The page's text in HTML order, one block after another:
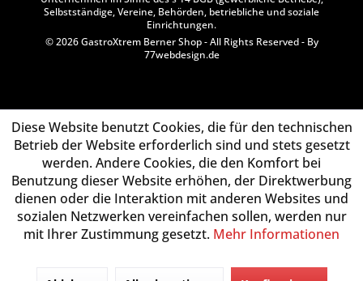
Selbstständige, Vereine, Behörden, betriebliche und soziale
Einrichtungen.
© 2026 GastroXtrem Berner Shop - All Rights Reserved - By
77webdesign.de
Diese Website benutzt Cookies, die für den technischen
Betrieb der Website erforderlich sind und stets gesetzt
werden. Andere Cookies, die den Komfort bei
Benutzung dieser Website erhöhen, der Direktwerbung
dienen oder die Interaktion mit anderen Websites und
sozialen Netzwerken vereinfachen sollen, werden nur
mit Ihrer Zustimmung gesetzt. Mehr Informationen